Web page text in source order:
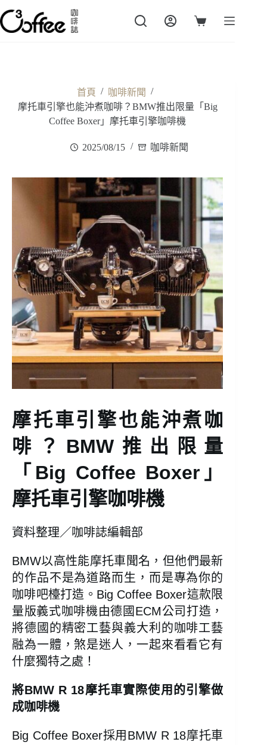
跳
至
主
購
首頁 / 咖啡新聞 /
摩托車引擎也能沖煮咖啡？BMW推出限量「Big
Coffee Boxer」摩托車引擎咖啡機
2025/08/15 咖啡新聞
摩托車引擎也能沖煮咖
啡？BMW推出限量
「Big Coffee Boxer」
摩托車引擎咖啡機
資料整理／咖啡誌編輯部
BMW以高性能摩托車聞名，但他們最新
的作品不是為道路而生，而是專為你的
咖啡吧檯打造。Big Coffee Boxer這款限
量版義式咖啡機由德國ECM公司打造，
將德國的精密工藝與義大利的咖啡工藝
融為一體，煞是迷人，一起來看看它有
什麼獨特之處！
將BMW R 18摩托車實際使用的引擎做
成咖啡機
Big Coffee Boxer採用BMW R 18摩托車